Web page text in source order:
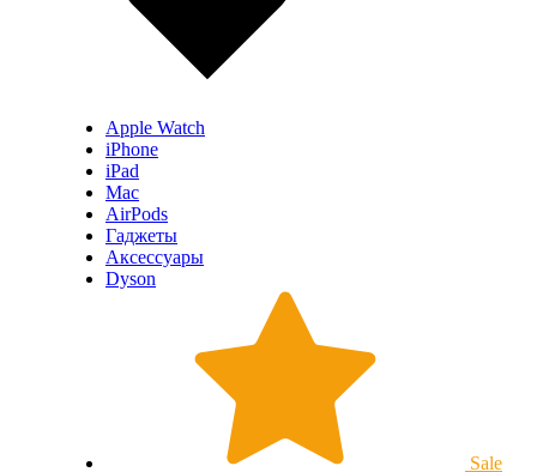
Apple Watch
iPhone
iPad
Mac
AirPods
Гаджеты
Аксессуары
Dyson
Sale